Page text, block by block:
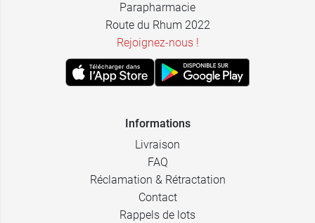
Parapharmacie
Route du Rhum 2022
Rejoignez-nous !
Informations
Livraison
FAQ
Réclamation & Rétractation
Contact
Rappels de lots